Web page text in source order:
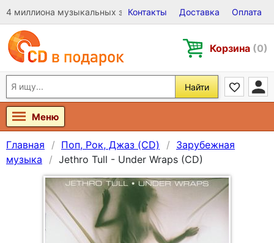
4 миллиона музыкальных записей на Виниле, CD и DVD
Контакты Доставка Оплата
Корзина (0)
Найти
Меню
Главная Поп, Рок, Джаз (CD)
Зарубежная
музыка
Jethro Tull - Under Wraps (CD)